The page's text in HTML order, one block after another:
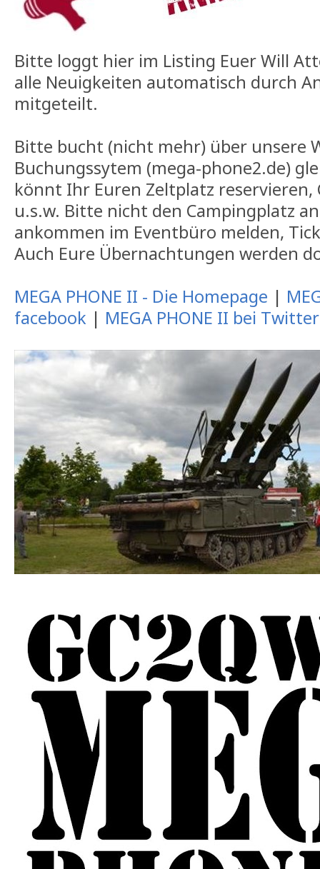
Bitte loggt hier im Listing Euer Will
alle Neuigkeiten automatisch durch
mitgeteilt.
Bitte bucht (nicht mehr) über unsere
Buchungssytem (mega-phone2.de)
könnt Ihr Euren Zeltplatz reservieren,
u.s.w. Bitte nicht den Campingplatz
ankommen im Eventbüro melden,
Auch Eure Übernachtungen werden
MEGA PHONE II - Die Homepage |
facebook | MEGA PHONE II bei Twitter